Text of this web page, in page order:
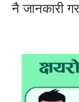
नै जानकारी